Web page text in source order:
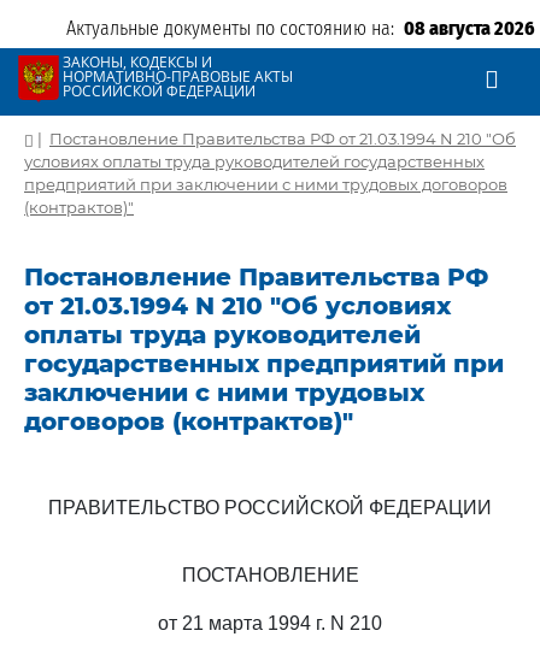
Актуальные документы по состоянию на: 08 августа 2026
ЗАКОНЫ, КОДЕКСЫ И
НОРМАТИВНО-ПРАВОВЫЕ АКТЫ
РОССИЙСКОЙ ФЕДЕРАЦИИ
| Постановление Правительства РФ от 21.03.1994 N 210 "Об
условиях оплаты труда руководителей государственных
предприятий при заключении с ними трудовых договоров
(контрактов)"
Постановление Правительства РФ
от 21.03.1994 N 210 "Об условиях
оплаты труда руководителей
государственных предприятий при
заключении с ними трудовых
договоров (контрактов)"
ПРАВИТЕЛЬСТВО РОССИЙСКОЙ ФЕДЕРАЦИИ
ПОСТАНОВЛЕНИЕ
от 21 марта 1994 г. N 210